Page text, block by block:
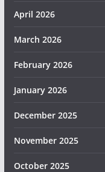
April 2026
March 2026
February 2026
January 2026
December 2025
November 2025
October 2025